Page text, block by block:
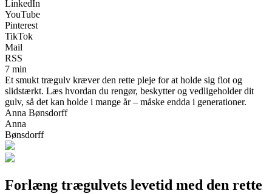
LinkedIn
YouTube
Pinterest
TikTok
Mail
RSS
7 min
Et smukt trægulv kræver den rette pleje for at holde sig flot og
slidstærkt. Læs hvordan du rengør, beskytter og vedligeholder dit
gulv, så det kan holde i mange år – måske endda i generationer.
Anna Bønsdorff
Anna
Bønsdorff
Forlæng trægulvets levetid med den rette